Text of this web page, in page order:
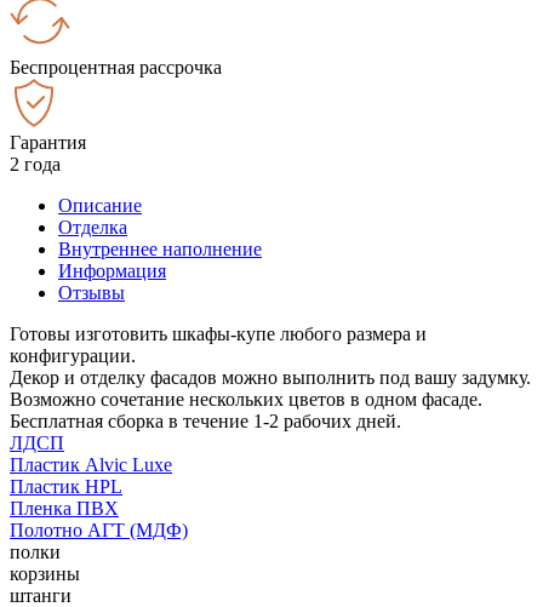
Беспроцентная рассрочка
Гарантия
2 года
Описание
Отделка
Внутреннее наполнение
Информация
Отзывы
Готовы изготовить шкафы-купе любого размера и
конфигурации.
Декор и отделку фасадов можно выполнить под вашу задумку.
Возможно сочетание нескольких цветов в одном фасаде.
Бесплатная сборка в течение 1-2 рабочих дней.
ЛДСП
Пластик Alvic Luxe
Пластик HPL
Пленка ПВХ
Полотно АГТ (МДФ)
полки
корзины
штанги